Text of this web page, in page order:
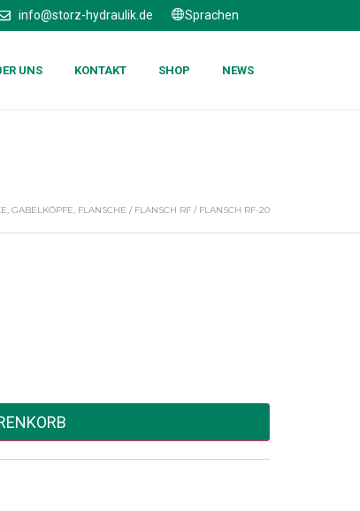
info@storz-hydraulik.de Sprachen
UNS KONTAKT SHOP NEWS
GABELKÖPFE, FLANSCHE / FLANSCH RF / FLANSCH RF-20